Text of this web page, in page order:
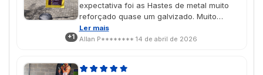
+1
expectativa foi as Hastes de metal muito
reforçado quase um galvizado. Muito
melhor que outros fornecedores tem.
Ler mais
Allan P******** 14 de abril de 2026